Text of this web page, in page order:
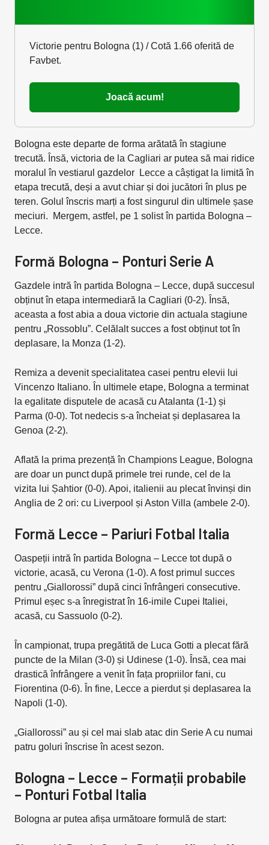
Victorie pentru Bologna (1) / Cotă 1.66 oferită de
Favbet.
Joacă acum!
Bologna este departe de forma arătată în stagiune
trecută. Însă, victoria de la Cagliari ar putea să mai ridice
moralul în vestiarul gazdelor Lecce a câștigat la limită în
etapa trecută, deși a avut chiar și doi jucători în plus pe
teren. Golul înscris marți a fost singurul din ultimele șase
meciuri. Mergem, astfel, pe 1 solist în partida Bologna –
Lecce.
Formă Bologna – Ponturi Serie A
Gazdele intră în partida Bologna – Lecce, după succesul
obținut în etapa intermediară la Cagliari (0-2). Însă,
aceasta a fost abia a doua victorie din actuala stagiune
pentru „Rossoblu”. Celălalt succes a fost obținut tot în
deplasare, la Monza (1-2).
Remiza a devenit specialitatea casei pentru elevii lui
Vincenzo Italiano. În ultimele etape, Bologna a terminat
la egalitate disputele de acasă cu Atalanta (1-1) și
Parma (0-0). Tot nedecis s-a încheiat și deplasarea la
Genoa (2-2).
Aflată la prima prezență în Champions League, Bologna
are doar un punct după primele trei runde, cel de la
vizita lui Șahtior (0-0). Apoi, italienii au plecat învinși din
Anglia de 2 ori: cu Liverpool și Aston Villa (ambele 2-0).
Formă Lecce – Pariuri Fotbal Italia
Oaspeții intră în partida Bologna – Lecce tot după o
victorie, acasă, cu Verona (1-0). A fost primul succes
pentru „Giallorossi” după cinci înfrângeri consecutive.
Primul eșec s-a înregistrat în 16-imile Cupei Italiei,
acasă, cu Sassuolo (0-2).
În campionat, trupa pregătită de Luca Gotti a plecat fără
puncte de la Milan (3-0) și Udinese (1-0). Însă, cea mai
drastică înfrângere a venit în fața propriilor fani, cu
Fiorentina (0-6). În fine, Lecce a pierdut și deplasarea la
Napoli (1-0).
„Giallorossi” au și cel mai slab atac din Serie A cu numai
patru goluri înscrise în acest sezon.
Bologna – Lecce – Formații probabile
– Ponturi Fotbal Italia
Bologna ar putea afișa următoare formulă de start: